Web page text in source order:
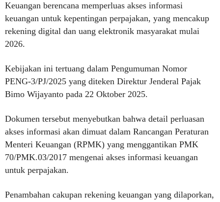
Keuangan berencana memperluas akses informasi
keuangan untuk kepentingan perpajakan, yang mencakup
rekening digital dan uang elektronik masyarakat mulai
2026.
Kebijakan ini tertuang dalam Pengumuman Nomor
PENG-3/PJ/2025 yang diteken Direktur Jenderal Pajak
Bimo Wijayanto pada 22 Oktober 2025.
Dokumen tersebut menyebutkan bahwa detail perluasan
akses informasi akan dimuat dalam Rancangan Peraturan
Menteri Keuangan (RPMK) yang menggantikan PMK
70/PMK.03/2017 mengenai akses informasi keuangan
untuk perpajakan.
Penambahan cakupan rekening keuangan yang dilaporkan,